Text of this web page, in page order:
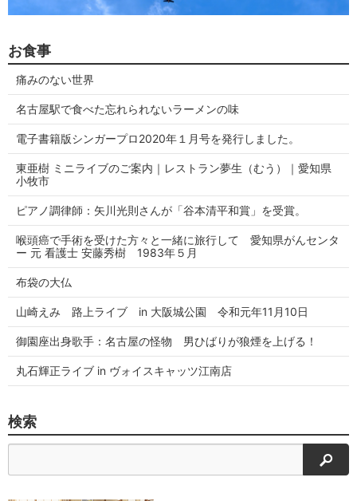
お食事
痛みのない世界
名古屋駅で食べた忘れられないラーメンの味
電子書籍版シンガープロ2020年１月号を発行しました。
東亜樹 ミニライブのご案内｜レストラン夢生（むう）｜愛知県
小牧市
ピアノ調律師：矢川光則さんが「谷本清平和賞」を受賞。
喉頭癌で手術を受けた方々と一緒に旅行して 愛知県がんセンタ
ー 元 看護士 安藤秀樹 1983年５月
布袋の大仏
山崎えみ 路上ライブ in 大阪城公園 令和元年11月10日
御園座出身歌手：名古屋の怪物 男ひばりが狼煙を上げる！
丸石輝正ライブ in ヴォイスキャッツ江南店
検索
検索